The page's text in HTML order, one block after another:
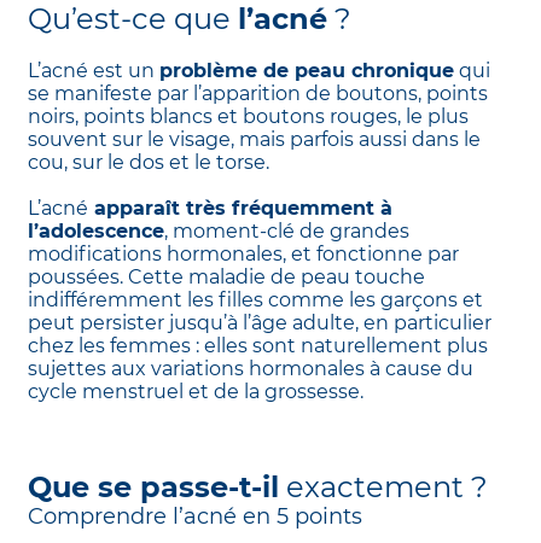
Qu’est-ce que l’acné ?
L’acné est un problème de peau chronique qui
se manifeste par l’apparition de boutons, points
noirs, points blancs et boutons rouges, le plus
souvent sur le visage, mais parfois aussi dans le
cou, sur le dos et le torse.
L’acné apparaît très fréquemment à
l’adolescence, moment-clé de grandes
modifications hormonales, et fonctionne par
poussées. Cette maladie de peau touche
indifféremment les filles comme les garçons et
peut persister jusqu’à l’âge adulte, en particulier
chez les femmes : elles sont naturellement plus
sujettes aux variations hormonales à cause du
cycle menstruel et de la grossesse.
Que se passe-t-il exactement ?
Comprendre l’acné en 5 points